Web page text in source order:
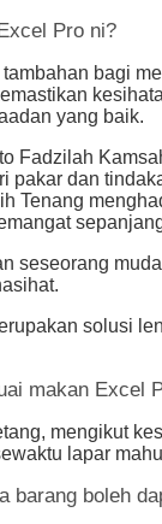
Pro ni?
bagi
yang baik.
Fadzilah
pakar dan
Tenang
seseorang
solusi
makan Excel
mengikut
lapar
barang boleh